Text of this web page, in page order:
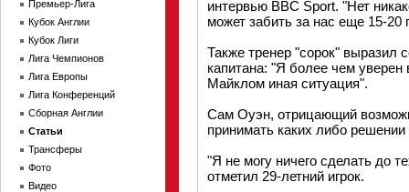
интервью BBC Sport. "Нет
может забить за нас еще 15-20
Также тренер "сорок" выразил
капитана: "Я более чем уверен
Майклом иная ситуация".
Сам Оуэн, отрицающий
принимать каких либо
"Я не могу ничего сделать до
отметил 29-летний игрок.
Премьер-Лига
Кубок Англии
Кубок Лиги
Лига Чемпионов
Лига Европы
Лига Конференций
Сборная Англии
Статьи
Трансферы
Фото
Видео